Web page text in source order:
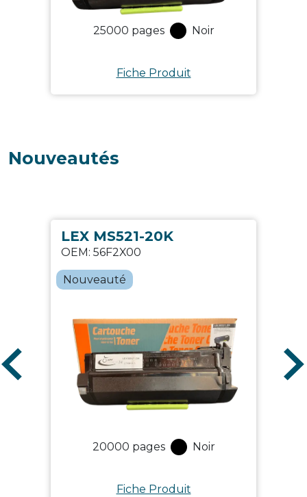
25000 pages Noir
Fiche Produit
Nouveautés
LEX MS521-20K
OEM: 56F2X00
Nouveauté
20000 pages Noir
Fiche Produit